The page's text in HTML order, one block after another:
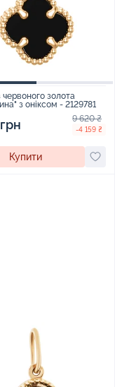
червоного золота
з оніксом - 2129781
9 620 ₴
-4 159 ₴
Купити